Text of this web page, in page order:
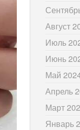
Август
Июль
Июнь
Май
Апрель
Март
Январь